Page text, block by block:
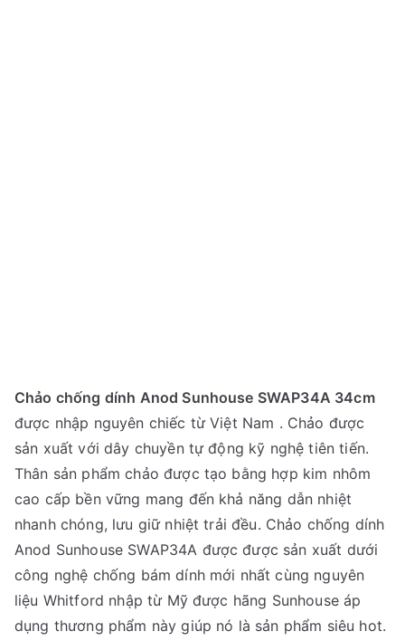
Chảo chống dính Anod Sunhouse SWAP34A 34cm
được nhập nguyên chiếc từ Việt Nam . Chảo được
sản xuất với dây chuyền tự động kỹ nghệ tiên tiến.
Thân sản phẩm chảo được tạo bằng hợp kim nhôm
cao cấp bền vững mang đến khả năng dẫn nhiệt
nhanh chóng, lưu giữ nhiệt trải đều. Chảo chống dính
Anod Sunhouse SWAP34A được được sản xuất dưới
công nghệ chống bám dính mới nhất cùng nguyên
liệu Whitford nhập từ Mỹ được hãng Sunhouse áp
dụng thương phẩm này giúp nó là sản phẩm siêu hot.